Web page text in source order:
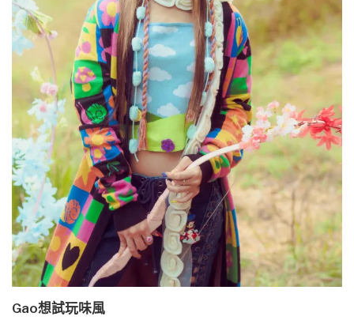
Gao想試玩味風